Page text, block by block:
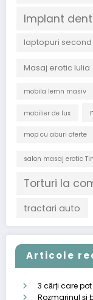
Implant
laptopuri second
Masaj erotic Iulia
mobila lemn masiv
mobilier de lux
mop cu aburi oferte
salon masaj erotic
Torturi la
tractari auto
Articole
3 cărți care
Rozmarinul și